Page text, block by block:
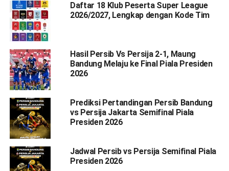
Daftar 18 Klub Peserta Super League
2026/2027, Lengkap dengan Kode Tim
Hasil Persib Vs Persija 2-1, Maung
Bandung Melaju ke Final Piala Presiden
2026
Prediksi Pertandingan Persib Bandung
vs Persija Jakarta Semifinal Piala
Presiden 2026
Jadwal Persib vs Persija Semifinal Piala
Presiden 2026